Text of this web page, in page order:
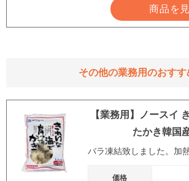
商品を
その他の業務用のおすす
【業務用】ノースイ
たかき韓国
バラ凍結致しました。加
価格